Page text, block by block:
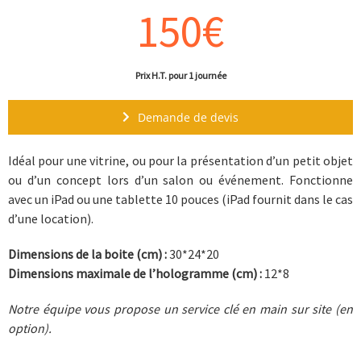
150€
Prix H.T. pour 1 journée
Demande de devis
Idéal pour une vitrine, ou pour la présentation d’un petit objet
ou d’un concept lors d’un salon ou événement. Fonctionne
avec un iPad ou une tablette 10 pouces (iPad fournit dans le cas
d’une location).
Dimensions de la boite (cm) :30*24*20
Dimensions maximale de l’hologramme (cm) :12*8
Notre équipe vous propose un service clé en main sur site (en
option).